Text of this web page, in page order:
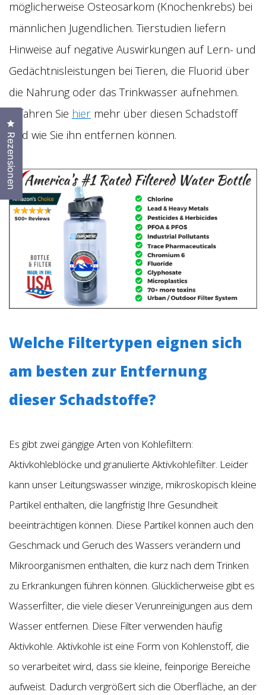
möglicherweise Osteosarkom (Knochenkrebs) bei
männlichen Jugendlichen. Tierstudien liefern
Hinweise auf negative Auswirkungen auf Lern- und
Gedächtnisleistungen bei Tieren, die Fluorid über
die Nahrung oder das Trinkwasser aufnehmen.
Erfahren Sie hier mehr über diesen Schadstoff
und wie Sie ihn entfernen können.
Welche Filtertypen eignen sich
am besten zur Entfernung
dieser Schadstoffe?
Es gibt zwei gängige Arten von Kohlefiltern:
Aktivkohleblöcke und granulierte Aktivkohlefilter. Leider
kann unser Leitungswasser winzige, mikroskopisch kleine
Partikel enthalten, die langfristig Ihre Gesundheit
beeinträchtigen können. Diese Partikel können auch den
Geschmack und Geruch des Wassers verändern und
Mikroorganismen enthalten, die kurz nach dem Trinken
zu Erkrankungen führen können. Glücklicherweise gibt es
Wasserfilter, die viele dieser Verunreinigungen aus dem
Wasser entfernen. Diese Filter verwenden häufig
Aktivkohle. Aktivkohle ist eine Form von Kohlenstoff, die
so verarbeitet wird, dass sie kleine, feinporige Bereiche
aufweist. Dadurch vergrößert sich die Oberfläche, an der
Rezensionen
Klicken Sie, um den Bewertungsdialog zu öffnen